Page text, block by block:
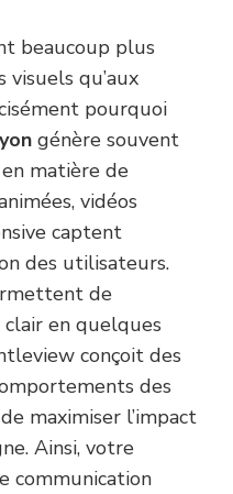
beaucoup plus
qu’aux
pourquoi
génère souvent
matière de
vidéos
captent
des utilisateurs.
de
en quelques
conçoit des
des
maximiser l’impact
Ainsi, votre
communication